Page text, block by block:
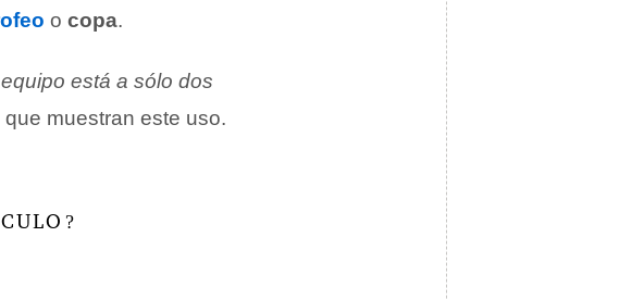
o copa.
está a sólo dos
muestran este uso.
?